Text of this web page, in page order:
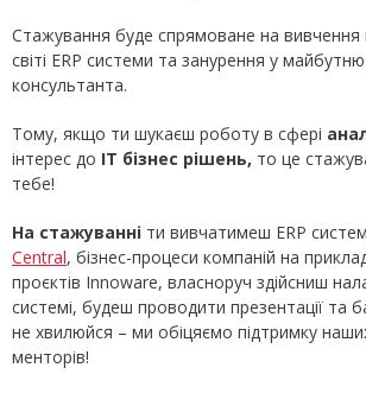
Стажування буде спрямоване на вивчення
світі ERP системи та занурення у
консультанта.
Тому, якщо ти шукаєш роботу в сфері
інтерес до ІТ бізнес рішень, то це
тебе!
На стажуванні ти вивчатимеш ERP
Central, бізнес-процеси компаній на
проєктів Innoware, власноруч здійсниш
системі, будеш проводити презентації та
не хвилюйся – ми обіцяємо підтримку
менторів!